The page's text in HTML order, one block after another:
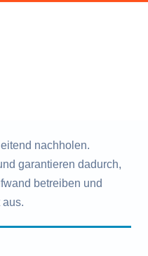
nachholen.
garantieren dadurch,
betreiben und